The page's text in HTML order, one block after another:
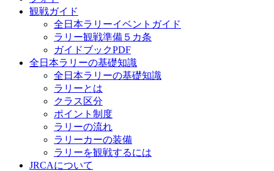
観戦ガイド
全日本ラリーイベントガイド
ラリー観戦準備５カ条
ガイドブックPDF
全日本ラリーの基礎知識
全日本ラリーの基礎知識
ラリーとは
クラス区分
ポイント制度
ラリーの流れ
ラリーカーの装備
ラリーを観戦するには
JRCAについて